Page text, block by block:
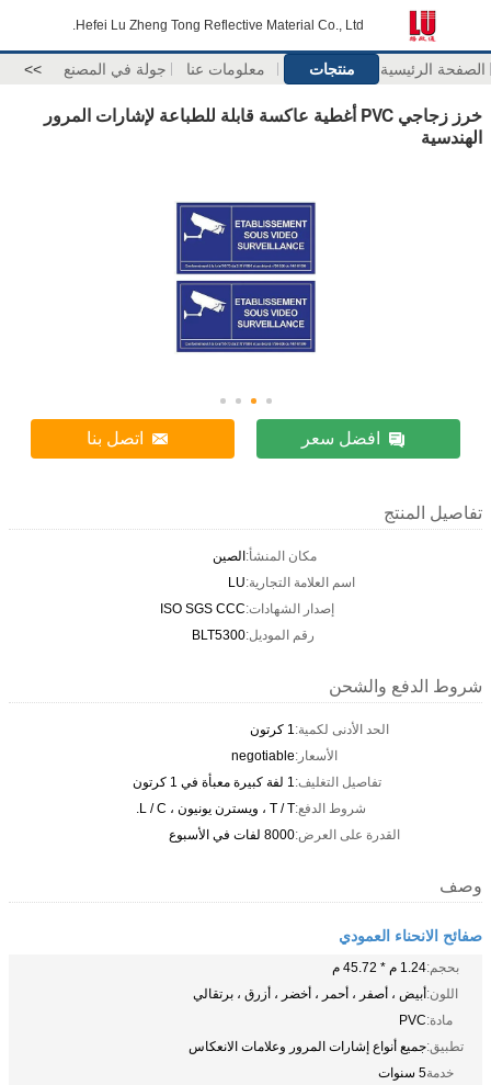
Hefei Lu Zheng Tong Reflective Material Co., Ltd.
الصفحة الرئيسية منتجات معلومات عنا جولة في المصنع >>
خرز زجاجي PVC أغطية عاكسة قابلة للطباعة لإشارات المرور
الهندسية
افضل سعر اتصل بنا
تفاصيل المنتج
مكان المنشأ:الصين
اسم العلامة التجارية:LU
إصدار الشهادات:ISO SGS CCC
رقم الموديل:BLT5300
شروط الدفع والشحن
الحد الأدنى لكمية:1 كرتون
الأسعار:negotiable
تفاصيل التغليف:1 لفة كبيرة معبأة في 1 كرتون
شروط الدفع:T / T ، ويسترن يونيون ، L / C.
القدرة على العرض:8000 لفات في الأسبوع
وصف
صفائح الانحناء العمودي
بحجم:1.24 م * 45.72 م
اللون:أبيض ، أصفر ، أحمر ، أخضر ، أزرق ، برتقالي
مادة:PVC
تطبيق:جميع أنواع إشارات المرور وعلامات الانعكاس
خدمة5 سنوات